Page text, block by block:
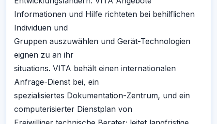
Informationen und Hilfe richteten bei behilflichen
Individuen und
Gruppen auszuwählen und Gerät-Technologien
eignen zu an ihr
situations. VITA behält einen internationalen
Anfrage-Dienst bei, ein
spezialisiertes Dokumentation-Zentrum, und ein
computerisierter Dienstplan von